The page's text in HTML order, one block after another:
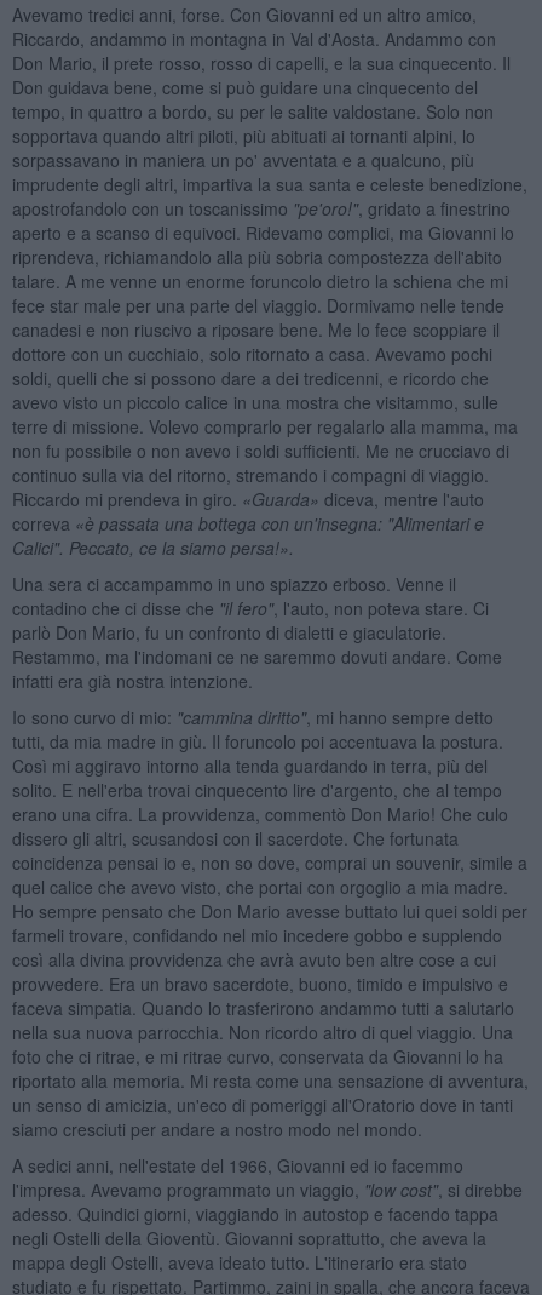
Avevamo tredici anni, forse. Con Giovanni ed un altro amico,
Riccardo, andammo in montagna in Val d'Aosta. Andammo con
Don Mario, il prete rosso, rosso di capelli, e la sua cinquecento. Il
Don guidava bene, come si può guidare una cinquecento del
tempo, in quattro a bordo, su per le salite valdostane. Solo non
sopportava quando altri piloti, più abituati ai tornanti alpini, lo
sorpassavano in maniera un po' avventata e a qualcuno, più
imprudente degli altri, impartiva la sua santa e celeste benedizione,
apostrofandolo con un toscanissimo "pe'oro!", gridato a finestrino
aperto e a scanso di equivoci. Ridevamo complici, ma Giovanni lo
riprendeva, richiamandolo alla più sobria compostezza dell'abito
talare. A me venne un enorme foruncolo dietro la schiena che mi
fece star male per una parte del viaggio. Dormivamo nelle tende
canadesi e non riuscivo a riposare bene. Me lo fece scoppiare il
dottore con un cucchiaio, solo ritornato a casa. Avevamo pochi
soldi, quelli che si possono dare a dei tredicenni, e ricordo che
avevo visto un piccolo calice in una mostra che visitammo, sulle
terre di missione. Volevo comprarlo per regalarlo alla mamma, ma
non fu possibile o non avevo i soldi sufficienti. Me ne crucciavo di
continuo sulla via del ritorno, stremando i compagni di viaggio.
Riccardo mi prendeva in giro. «Guarda» diceva, mentre l'auto
correva «è passata una bottega con un'insegna: "Alimentari e
Calici". Peccato, ce la siamo persa!».
Una sera ci accampammo in uno spiazzo erboso. Venne il
contadino che ci disse che "il fero", l'auto, non poteva stare. Ci
parlò Don Mario, fu un confronto di dialetti e giaculatorie.
Restammo, ma l'indomani ce ne saremmo dovuti andare. Come
infatti era già nostra intenzione.
Io sono curvo di mio: "cammina diritto", mi hanno sempre detto
tutti, da mia madre in giù. Il foruncolo poi accentuava la postura.
Così mi aggiravo intorno alla tenda guardando in terra, più del
solito. E nell'erba trovai cinquecento lire d'argento, che al tempo
erano una cifra. La provvidenza, commentò Don Mario! Che culo
dissero gli altri, scusandosi con il sacerdote. Che fortunata
coincidenza pensai io e, non so dove, comprai un souvenir, simile a
quel calice che avevo visto, che portai con orgoglio a mia madre.
Ho sempre pensato che Don Mario avesse buttato lui quei soldi per
farmeli trovare, confidando nel mio incedere gobbo e supplendo
così alla divina provvidenza che avrà avuto ben altre cose a cui
provvedere. Era un bravo sacerdote, buono, timido e impulsivo e
faceva simpatia. Quando lo trasferirono andammo tutti a salutarlo
nella sua nuova parrocchia. Non ricordo altro di quel viaggio. Una
foto che ci ritrae, e mi ritrae curvo, conservata da Giovanni lo ha
riportato alla memoria. Mi resta come una sensazione di avventura,
un senso di amicizia, un'eco di pomeriggi all'Oratorio dove in tanti
siamo cresciuti per andare a nostro modo nel mondo.
A sedici anni, nell'estate del 1966, Giovanni ed io facemmo
l'impresa. Avevamo programmato un viaggio, "low cost", si direbbe
adesso. Quindici giorni, viaggiando in autostop e facendo tappa
negli Ostelli della Gioventù. Giovanni soprattutto, che aveva la
mappa degli Ostelli, aveva ideato tutto. L'itinerario era stato
studiato e fu rispettato. Partimmo, zaini in spalla, che ancora faceva